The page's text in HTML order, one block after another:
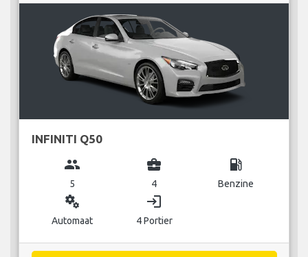
INFINITI Q50
group
5
business_center
4
local_gas_station
Benzine
miscellaneous_services
Automaat
login
4 Portier